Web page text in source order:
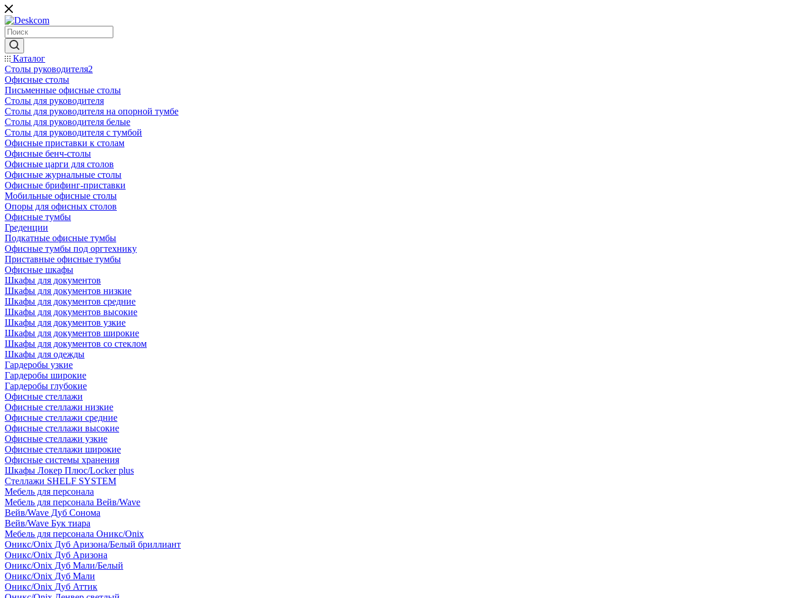
Каталог
Столы руководителя2
Офисные столы
Письменные офисные столы
Столы для руководителя
Столы для руководителя на опорной тумбе
Столы для руководителя белые
Столы для руководителя с тумбой
Офисные приставки к столам
Офисные бенч-столы
Офисные царги для столов
Офисные журнальные столы
Офисные брифинг-приставки
Мобильные офисные столы
Опоры для офисных столов
Офисные тумбы
Греденции
Подкатные офисные тумбы
Офисные тумбы под оргтехнику
Приставные офисные тумбы
Офисные шкафы
Шкафы для документов
Шкафы для документов низкие
Шкафы для документов средние
Шкафы для документов высокие
Шкафы для документов узкие
Шкафы для документов широкие
Шкафы для документов со стеклом
Шкафы для одежды
Гардеробы узкие
Гардеробы широкие
Гардеробы глубокие
Офисные стеллажи
Офисные стеллажи низкие
Офисные стеллажи средние
Офисные стеллажи высокие
Офисные стеллажи узкие
Офисные стеллажи широкие
Офисные системы хранения
Шкафы Локер Плюс/Locker plus
Стеллажи SHELF SYSTEM
Мебель для персонала
Мебель для персонала Вейв/Wave
Вейв/Wave Дуб Сонома
Вейв/Wave Бук тиара
Мебель для персонала Оникс/Onix
Оникс/Onix Дуб Аризона/Белый бриллиант
Оникс/Onix Дуб Аризона
Оникс/Onix Дуб Мали/Белый
Оникс/Onix Дуб Мали
Оникс/Onix Дуб Аттик